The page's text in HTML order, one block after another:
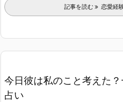
記事を読む 恋愛経
今日彼は私のこと考えた
占い